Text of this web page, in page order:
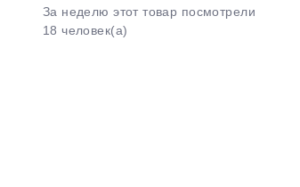
За неделю этот товар посмотрели
18 человек(а)